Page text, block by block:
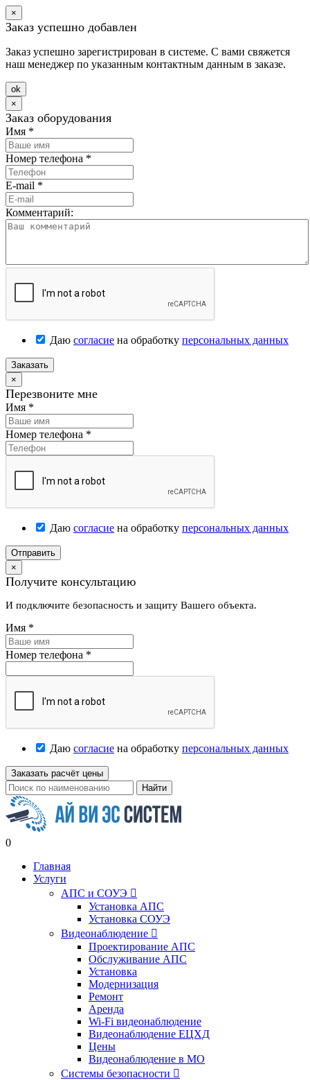
×
Заказ успешно добавлен
Заказ успешно зарегистрирован в системе. С вами свяжется
наш менеджер по указанным контактным данным в заказе.
оk
×
Заказ оборудования
Имя *
Номер телефона *
E-mail *
Комментарий:
Даю согласие на обработку персональных данных
Заказать
×
Перезвоните мне
Имя *
Номер телефона *
Даю согласие на обработку персональных данных
Отправить
×
Получите консультацию
И подключите безопасность и защиту Вашего объекта.
Имя *
Номер телефона *
Даю согласие на обработку персональных данных
Заказать расчёт цены
Найти
0
Главная
Услуги
АПС и СОУЭ 
Установка АПС
Установка СОУЭ
Видеонаблюдение 
Проектирование АПС
Обслуживание АПС
Установка
Модернизация
Ремонт
Аренда
Wi-Fi видеонаблюдение
Видеонаблюдение ЕЦХД
Цены
Видеонаблюдение в МО
Системы безопасности 